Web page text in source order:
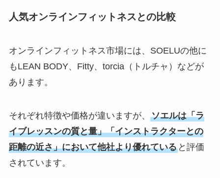
人気オンラインフィットネスとの比較
オンラインフィットネス市場には、SOELUの他に
もLEAN BODY、Fitty、torcia（トルチャ）などが
あります。
それぞれ特徴や価格が違いますが、 ソエルは「ラ
イブレッスンの質と量」「インストラクターとの
距離の近さ」において他社より優れていると評価
されています。